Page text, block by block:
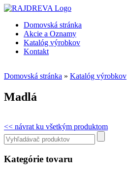
Domovská stránka
Akcie a Oznamy
Katalóg výrobkov
Kontakt
Domovská stránka » Katalóg výrobkov
Madlá
<< návrat ku všetkým produktom
Kategórie tovaru